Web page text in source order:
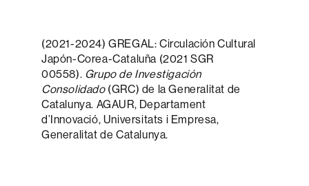
(2021-2024) GREGAL: Circulación Cultural
Japón-Corea-Cataluña (2021 SGR
00558). Grupo de Investigación
Consolidado (GRC) de la Generalitat de
Catalunya. AGAUR, Departament
d’Innovació, Universitats i Empresa,
Generalitat de Catalunya.